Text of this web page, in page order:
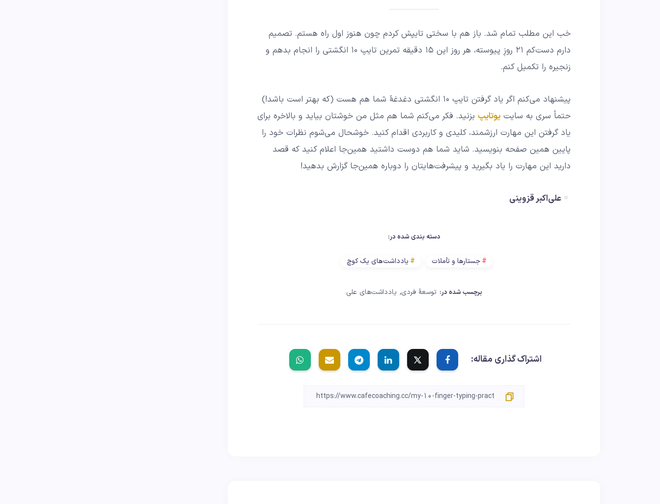
خب این مطلب تمام شد. باز هم با سختی تایپش کردم چون هنوز اول راه هستم. تصمیم
دارم دست‌کم ۲۱ روزِ پیوسته، هر روز این ۱۵ دقیقه تمرین تایپ ۱۰ انگشتی را انجام بدهم و
زنجیره را تکمیل کنم.
پیشنهاد می‌کنم اگر یاد گرفتن تایپ ۱۰ انگشتی دغدغۀ شما هم هست (که بهتر است باشد!)
حتماً سری به سایت یوتایپ بزنید. فکر می‌کنم شما هم مثل من خوشتان بیاید و بالاخره برای
یاد گرفتن این مهارت ارزشمند، کلیدی و کاربردی اقدام کنید. خوشحال می‌شوم نظرات خود را
پایین همین صفحه بنویسید. شاید شما هم دوست داشتید همین‌جا اعلام کنید که قصد
دارید این مهارت را یاد بگیرید و پیشرفت‌هایتان را دوباره همین‌جا گزارش بدهید!
علی‌اکبر قزوینی
دسته بندی شده در:
جستارها و تأملات یادداشت‌های یک کوچ
برچسب شده در: توسعهٔ فردی, یادداشت‌های علی
اشتراک گذاری مقاله: